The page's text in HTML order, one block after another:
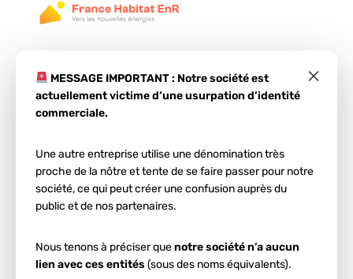
×
MESSAGE IMPORTANT : Notre société est
actuellement victime d’une usurpation d’identité
commerciale.
Une autre entreprise utilise une dénomination très
proche de la nôtre et tente de se faire passer pour notre
société, ce qui peut créer une confusion auprès du
public et de nos partenaires.
Nous tenons à préciser quenotre société n’a aucun
lien avec ces entités (sous des noms équivalents).
Étape 1
Votre projet
Royan